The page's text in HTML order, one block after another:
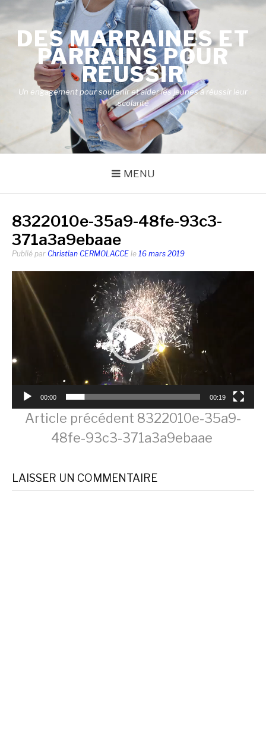
contenuDES MARRAINES ET
PARRAINS POUR
RÉUSSIR
Un engagement pour soutenir et aider les jeunes à réussir leur
scolarité
MENU
8322010e-35a9-48fe-93c3-
371a3a9ebaae
Publié par Christian CERMOLACCE le 16 mars 2019
Lecteur
vidéo
00:00 00:19
Lire
la
suite
Article précédent 8322010e-35a9-
48fe-93c3-371a3a9ebaae
LAISSER UN COMMENTAIRE